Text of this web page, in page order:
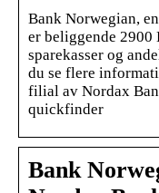
Bank Norwegian,
er beliggende 2900
sparekasser og
du se flere
filial av Nordax
quickfinder
Bank